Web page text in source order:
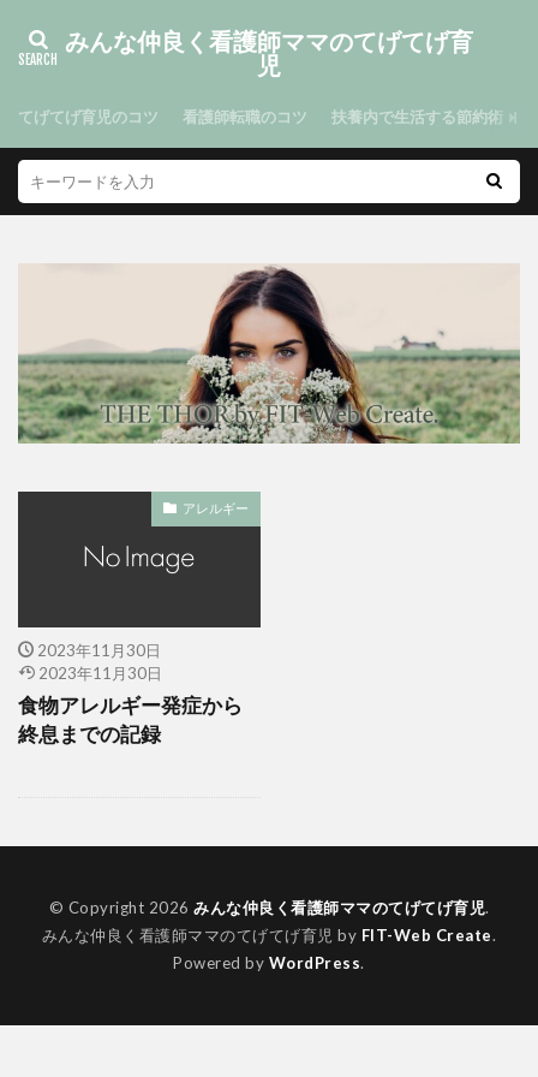
みんな仲良く看護師ママのてげてげ育
児
てげてげ育児のコツ 看護師転職のコツ 扶養内で生活する節約術
アレルギー
2023年11月30日
2023年11月30日
食物アレルギー発症から
終息までの記録
© Copyright 2026 みんな仲良く看護師ママのてげてげ育児.
みんな仲良く看護師ママのてげてげ育児 by FIT-Web Create.
Powered by WordPress.